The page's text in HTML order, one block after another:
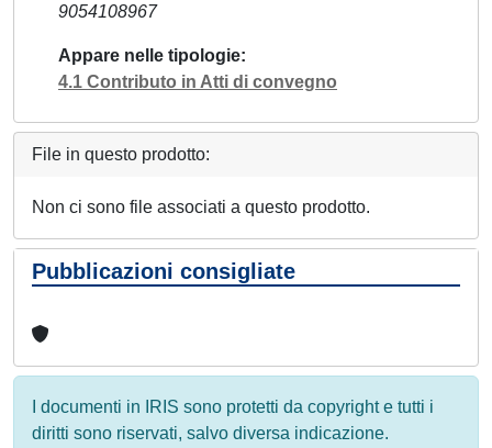
9054108967
Appare nelle tipologie
4.1 Contributo in Atti di convegno
File in questo prodotto:
Non ci sono file associati a questo prodotto.
Pubblicazioni consigliate
I documenti in IRIS sono protetti da copyright e tutti i
diritti sono riservati, salvo diversa indicazione.